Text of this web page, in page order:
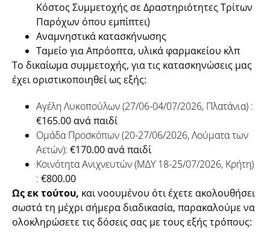
Κόστος Συμμετοχής σε Δραστηριότητες Τρίτων
Παρόχων όπου εμπίπτει)
Αναμνηστικά κατασκήνωσης
Ταμείο για Απρόοπτα, υλικά φαρμακείου κλπ
Το δικαίωμα συμμετοχής, για τις κατασκηνώσεις μας
έχει οριστικοποιηθεί ως εξής:
Αγέλη Λυκοπούλων (27/06-04/07/2026, Πλατάνια) :
€165.00 ανά παιδί
Ομάδα Προσκόπων (20-27/06/2026, Λούματα των
Αετών): €170.00 ανά παιδί
Κοινότητα Ανιχνευτών (ΜΔΥ 18-25/07/2026, Κρήτη)
: €800.00
Ως εκ τούτου, και νοουμένου ότι έχετε ακολουθήσει
σωστά τη μέχρι σήμερα διαδικασία, παρακαλούμε να
ολοκληρώσετε τις δόσεις σας με τους εξής τρόπους: